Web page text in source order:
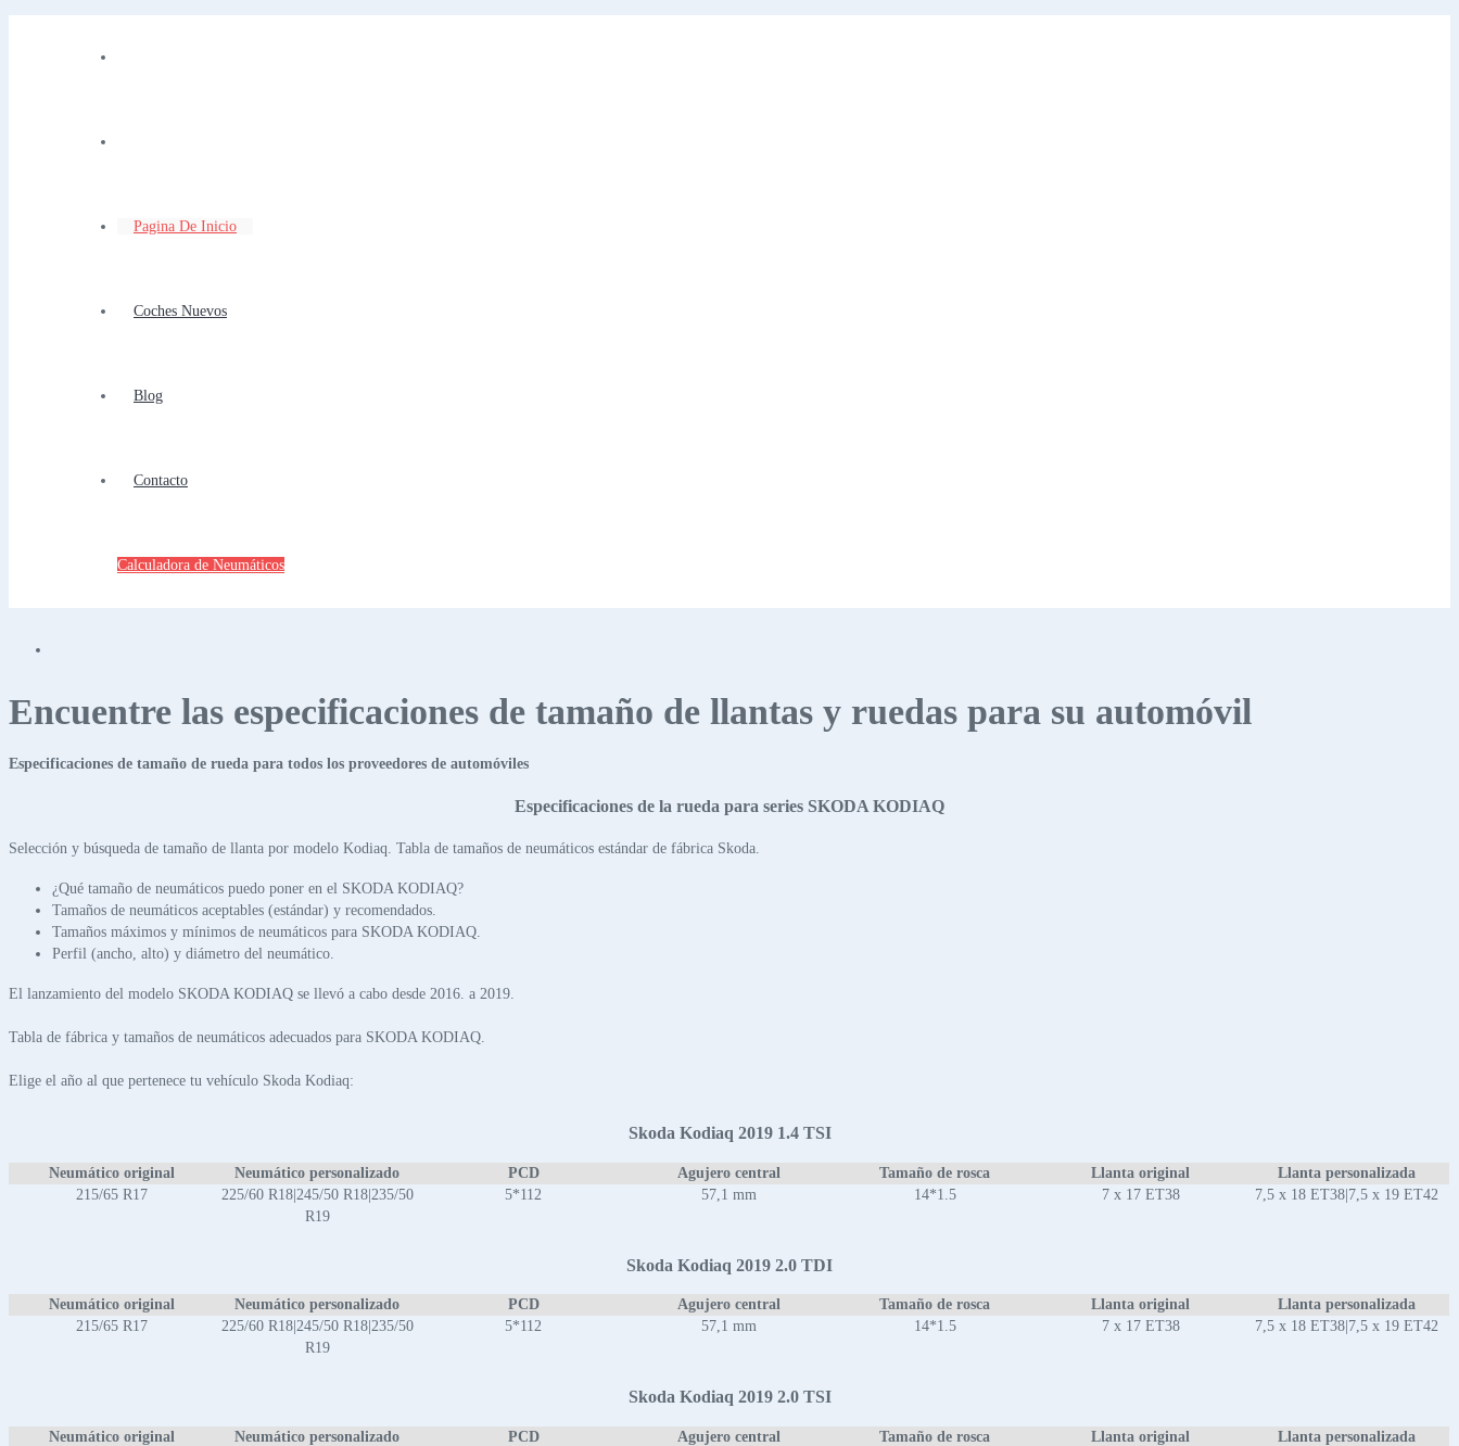
Pagina De Inicio
Coches Nuevos
Blog
Contacto
Calculadora de Neumáticos
Encuentre las especificaciones de tamaño de llantas y ruedas para su automóvil
Especificaciones de tamaño de rueda para todos los proveedores de automóviles
Especificaciones de la rueda para series SKODA KODIAQ
Selección y búsqueda de tamaño de llanta por modelo Kodiaq. Tabla de tamaños de neumáticos estándar de fábrica Skoda.
¿Qué tamaño de neumáticos puedo poner en el SKODA KODIAQ?
Tamaños de neumáticos aceptables (estándar) y recomendados.
Tamaños máximos y mínimos de neumáticos para SKODA KODIAQ.
Perfil (ancho, alto) y diámetro del neumático.
El lanzamiento del modelo SKODA KODIAQ se llevó a cabo desde 2016. a 2019.
Tabla de fábrica y tamaños de neumáticos adecuados para SKODA KODIAQ.
Elige el año al que pertenece tu vehículo Skoda Kodiaq:
Skoda Kodiaq 2019 1.4 TSI
Neumático original Neumático personalizado PCD Agujero central Tamaño de rosca Llanta original
Llanta personalizada
215/65 R17
225/60 R18|245/50 R18|235/50
R19
5*112 57,1 mm 14*1.5 7 x 17 ET38 7,5 x 18 ET38|7,5 x 19 ET42
Skoda Kodiaq 2019 2.0 TDI
Neumático original Neumático personalizado PCD Agujero central Tamaño de rosca Llanta original
Llanta personalizada
215/65 R17
225/60 R18|245/50 R18|235/50
R19
5*112 57,1 mm 14*1.5 7 x 17 ET38 7,5 x 18 ET38|7,5 x 19 ET42
Skoda Kodiaq 2019 2.0 TSI
Neumático original Neumático personalizado PCD Agujero central Tamaño de rosca Llanta original
Llanta personalizada